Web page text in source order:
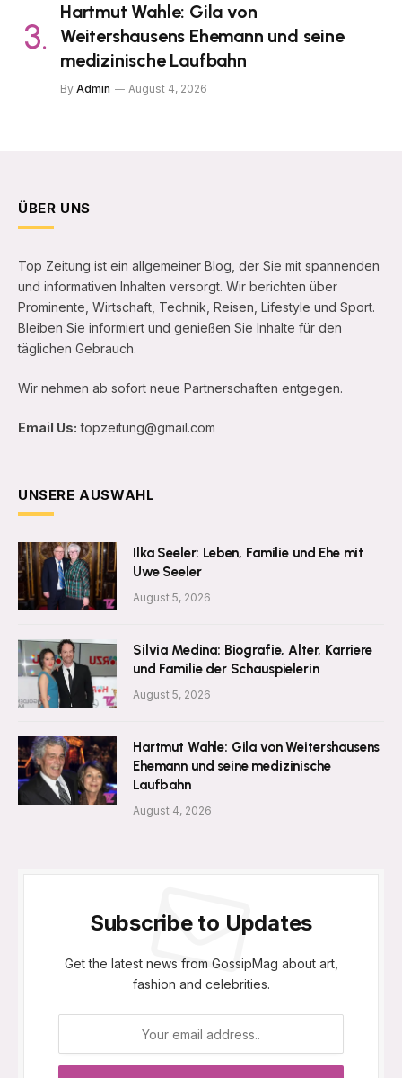
Hartmut Wahle: Gila von
Weitershausens Ehemann und seine
medizinische Laufbahn
By Admin August 4, 2026
ÜBER UNS
Top Zeitung ist ein allgemeiner Blog, der Sie mit spannenden
und informativen Inhalten versorgt. Wir berichten über
Prominente, Wirtschaft, Technik, Reisen, Lifestyle und Sport.
Bleiben Sie informiert und genießen Sie Inhalte für den
täglichen Gebrauch.
Wir nehmen ab sofort neue Partnerschaften entgegen.
Email Us: topzeitung@gmail.com
UNSERE AUSWAHL
Ilka Seeler: Leben, Familie und Ehe mit
Uwe Seeler
August 5, 2026
Silvia Medina: Biografie, Alter, Karriere
und Familie der Schauspielerin
August 5, 2026
Hartmut Wahle: Gila von Weitershausens
Ehemann und seine medizinische
Laufbahn
August 4, 2026
Subscribe to Updates
Get the latest news from GossipMag about art,
fashion and celebrities.